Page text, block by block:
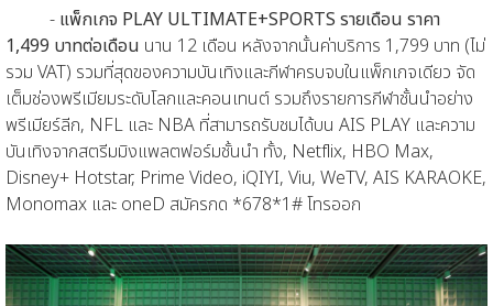
- แพ็กเกจ PLAY ULTIMATE+SPORTS รายเดือน ราคา
1,499 บาทต่อเดือน นาน 12 เดือน หลังจากนั้นค่าบริการ 1,799 บาท (ไม่
รวม VAT) รวมที่สุดของความบันเทิงและกีฬาครบจบในแพ็กเกจเดียว จัด
เต็มช่องพรีเมียมระดับโลกและคอนเทนต์ รวมถึงรายการกีฬาชั้นนำอย่าง
พรีเมียร์ลีก, NFL และ NBA ที่สามารถรับชมได้บน AIS PLAY และความ
บันเทิงจากสตรีมมิงแพลตฟอร์มชั้นนำ ทั้ง, Netflix, HBO Max,
Disney+ Hotstar, Prime Video, iQIYI, Viu, WeTV, AIS KARAOKE,
Monomax และ oneD สมัครกด *678*1# โทรออก